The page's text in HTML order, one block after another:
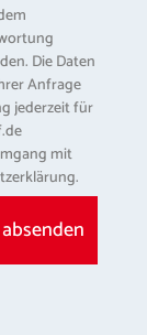
Die Daten
Anfrage
jederzeit für
mit